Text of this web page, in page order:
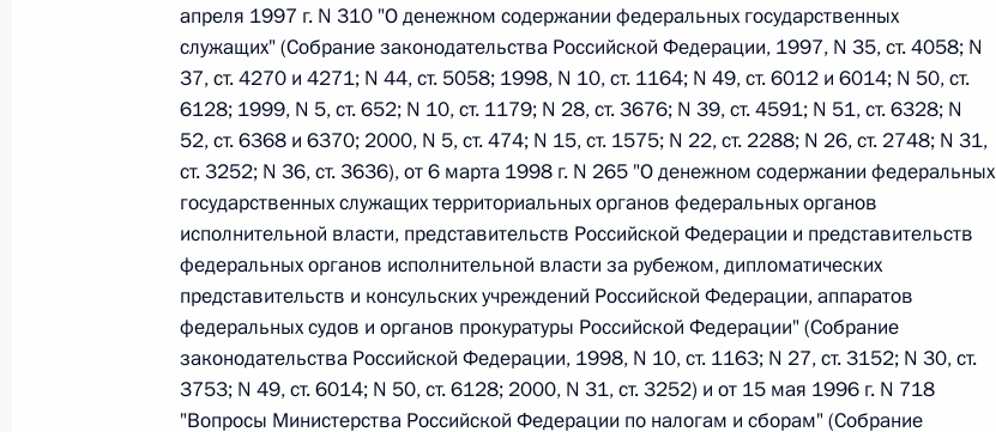
Федеральный закон от 26.07.2026 г. № 263-ФЗ
О внесении изменений в статью 12 Федерального закона «О государственной регистрации
недвижимости»
26 июля 2026 года
Федеральный закон от 26.07.2026 г. № 242-ФЗ
О внесении изменений в статьи 85 и 102 части первой и статью 227–1 части второй Налогового
кодекса Российской Федерации
26 июля 2026 года
апреля 1997 г. N 310 "О денежном содержании федеральных государственных
служащих" (Собрание законодательства Российской Федерации, 1997, N 35, ст. 4058; N
37, ст. 4270 и 4271; N 44, ст. 5058; 1998, N 10, ст. 1164; N 49, ст. 6012 и 6014; N 50, ст.
6128; 1999, N 5, ст. 652; N 10, ст. 1179; N 28, ст. 3676; N 39, ст. 4591; N 51, ст. 6328; N
52, ст. 6368 и 6370; 2000, N 5, ст. 474; N 15, ст. 1575; N 22, ст. 2288; N 26, ст. 2748; N 31,
ст. 3252; N 36, ст. 3636), от 6 марта 1998 г. N 265 "О денежном содержании федеральных
государственных служащих территориальных органов федеральных органов
исполнительной власти, представительств Российской Федерации и представительств
федеральных органов исполнительной власти за рубежом, дипломатических
представительств и консульских учреждений Российской Федерации, аппаратов
федеральных судов и органов прокуратуры Российской Федерации" (Собрание
законодательства Российской Федерации, 1998, N 10, ст. 1163; N 27, ст. 3152; N 30, ст.
3753; N 49, ст. 6014; N 50, ст. 6128; 2000, N 31, ст. 3252) и от 15 мая 1996 г. N 718
"Вопросы Министерства Российской Федерации по налогам и сборам" (Собрание